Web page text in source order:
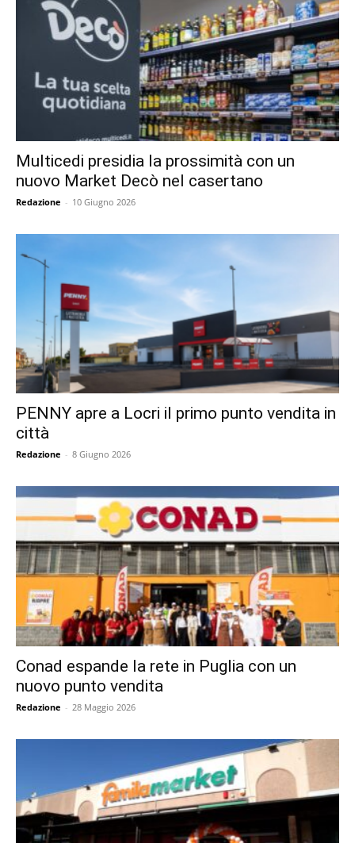
Multicedi presidia la prossimità con un
nuovo Market Decò nel casertano
Redazione - 10 Giugno 2026
PENNY apre a Locri il primo punto vendita in
città
Redazione - 8 Giugno 2026
Conad espande la rete in Puglia con un
nuovo punto vendita
Redazione - 28 Maggio 2026